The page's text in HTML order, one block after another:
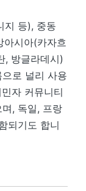
지 등), 중동
아시아(카자흐
, 방글라데시)
로 널리 사용
자 커뮤니티
, 독일, 프랑
되기도 합니